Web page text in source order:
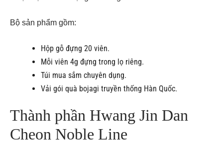
Bộ sản phẩm gồm:
Hộp gỗ đựng 20 viên.
Mỗi viên 4g đựng trong lọ riêng.
Túi mua sắm chuyên dụng.
Vải gói quà bojagi truyền thống Hàn Quốc.
Thành phần Hwang Jin Dan
Cheon Noble Line